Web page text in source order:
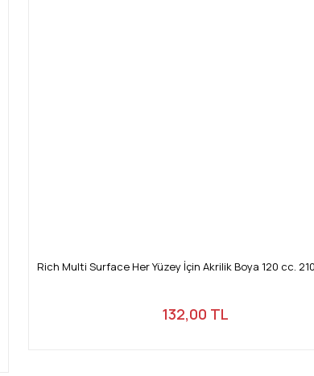
Rich Multi Surface Her Yüzey İçin Akrilik Boya 120 cc.
132,00 TL